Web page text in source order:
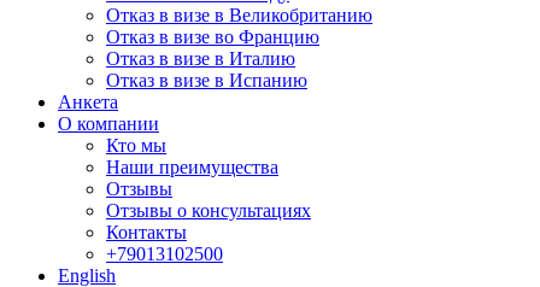
Отказ в визе в Великобританию
Отказ в визе во Францию
Отказ в визе в Италию
Отказ в визе в Испанию
Анкета
О компании
Кто мы
Наши преимущества
Отзывы
Отзывы о консультациях
Контакты
+79013102500
English